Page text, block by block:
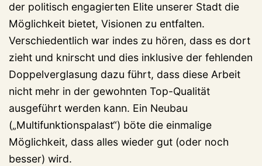
der politisch engagierten Elite unserer Stadt die
Möglichkeit bietet, Visionen zu entfalten.
Verschiedentlich war indes zu hören, dass es dort
zieht und knirscht und dies inklusive der fehlenden
Doppelverglasung dazu führt, dass diese Arbeit
nicht mehr in der gewohnten Top-Qualität
ausgeführt werden kann. Ein Neubau
(„Multifunktionspalast“) böte die einmalige
Möglichkeit, dass alles wieder gut (oder noch
besser) wird.